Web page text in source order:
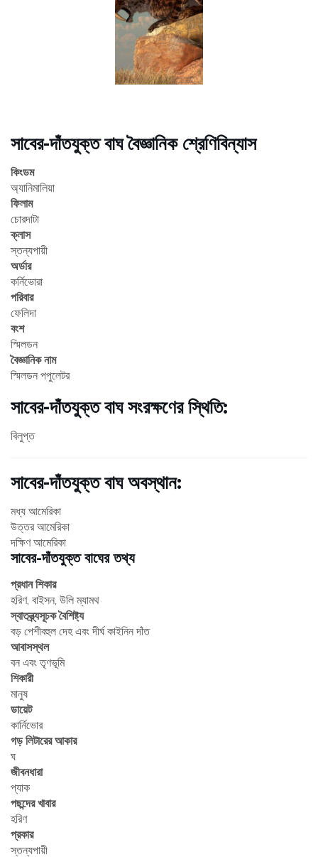
সাবের-দাঁতযুক্ত বাঘ বৈজ্ঞানিক শ্রেণিবিন্যাস
কিংডম
অ্যানিমালিয়া
ফিলাম
চোরদাটা
ক্লাস
স্তন্যপায়ী
অর্ডার
কর্নিভোরা
পরিবার
ফেলিদা
বংশ
স্মিলডন
বৈজ্ঞানিক নাম
স্মিলডন পপুলেটর
সাবের-দাঁতযুক্ত বাঘ সংরক্ষণের স্থিতি:
বিলুপ্ত
সাবের-দাঁতযুক্ত বাঘ অবস্থান:
মধ্য আমেরিকা
উত্তর আমেরিকা
দক্ষিণ আমেরিকা
সাবের-দাঁতযুক্ত বাঘের তথ্য
প্রধান শিকার
হরিণ, বাইসন, উলি ম্যামথ
স্বাতন্ত্র্যসূচক বৈশিষ্ট্য
বড় পেশীবহুল দেহ এবং দীর্ঘ কাইনিন দাঁত
আবাসস্থল
বন এবং তৃণভূমি
শিকারী
মানুষ
ডায়েট
কার্নিভোর
গড় লিটারের আকার
ঘ
জীবনধারা
প্যাক
পছন্দের খাবার
হরিণ
প্রকার
স্তন্যপায়ী